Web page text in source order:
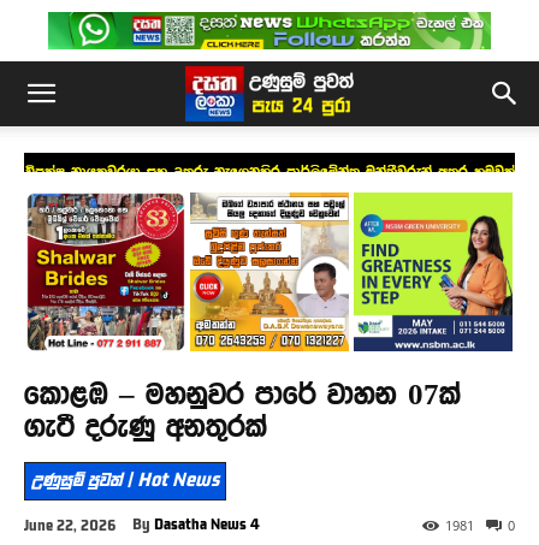
විපක්ෂ නායකවරයා සහ උතුරු නැගෙනහිර පාර්ලිමේන්තු මන්ත්‍රීවරුන් අතර හමුවක්
කොළඹ – මහනුවර පාරේ වාහන 07ක්
ගැටී දරුණු අනතුරක්
උණුසුම් පුවත් | Hot News
June 22, 2026 By Dasatha News 4 0
1981